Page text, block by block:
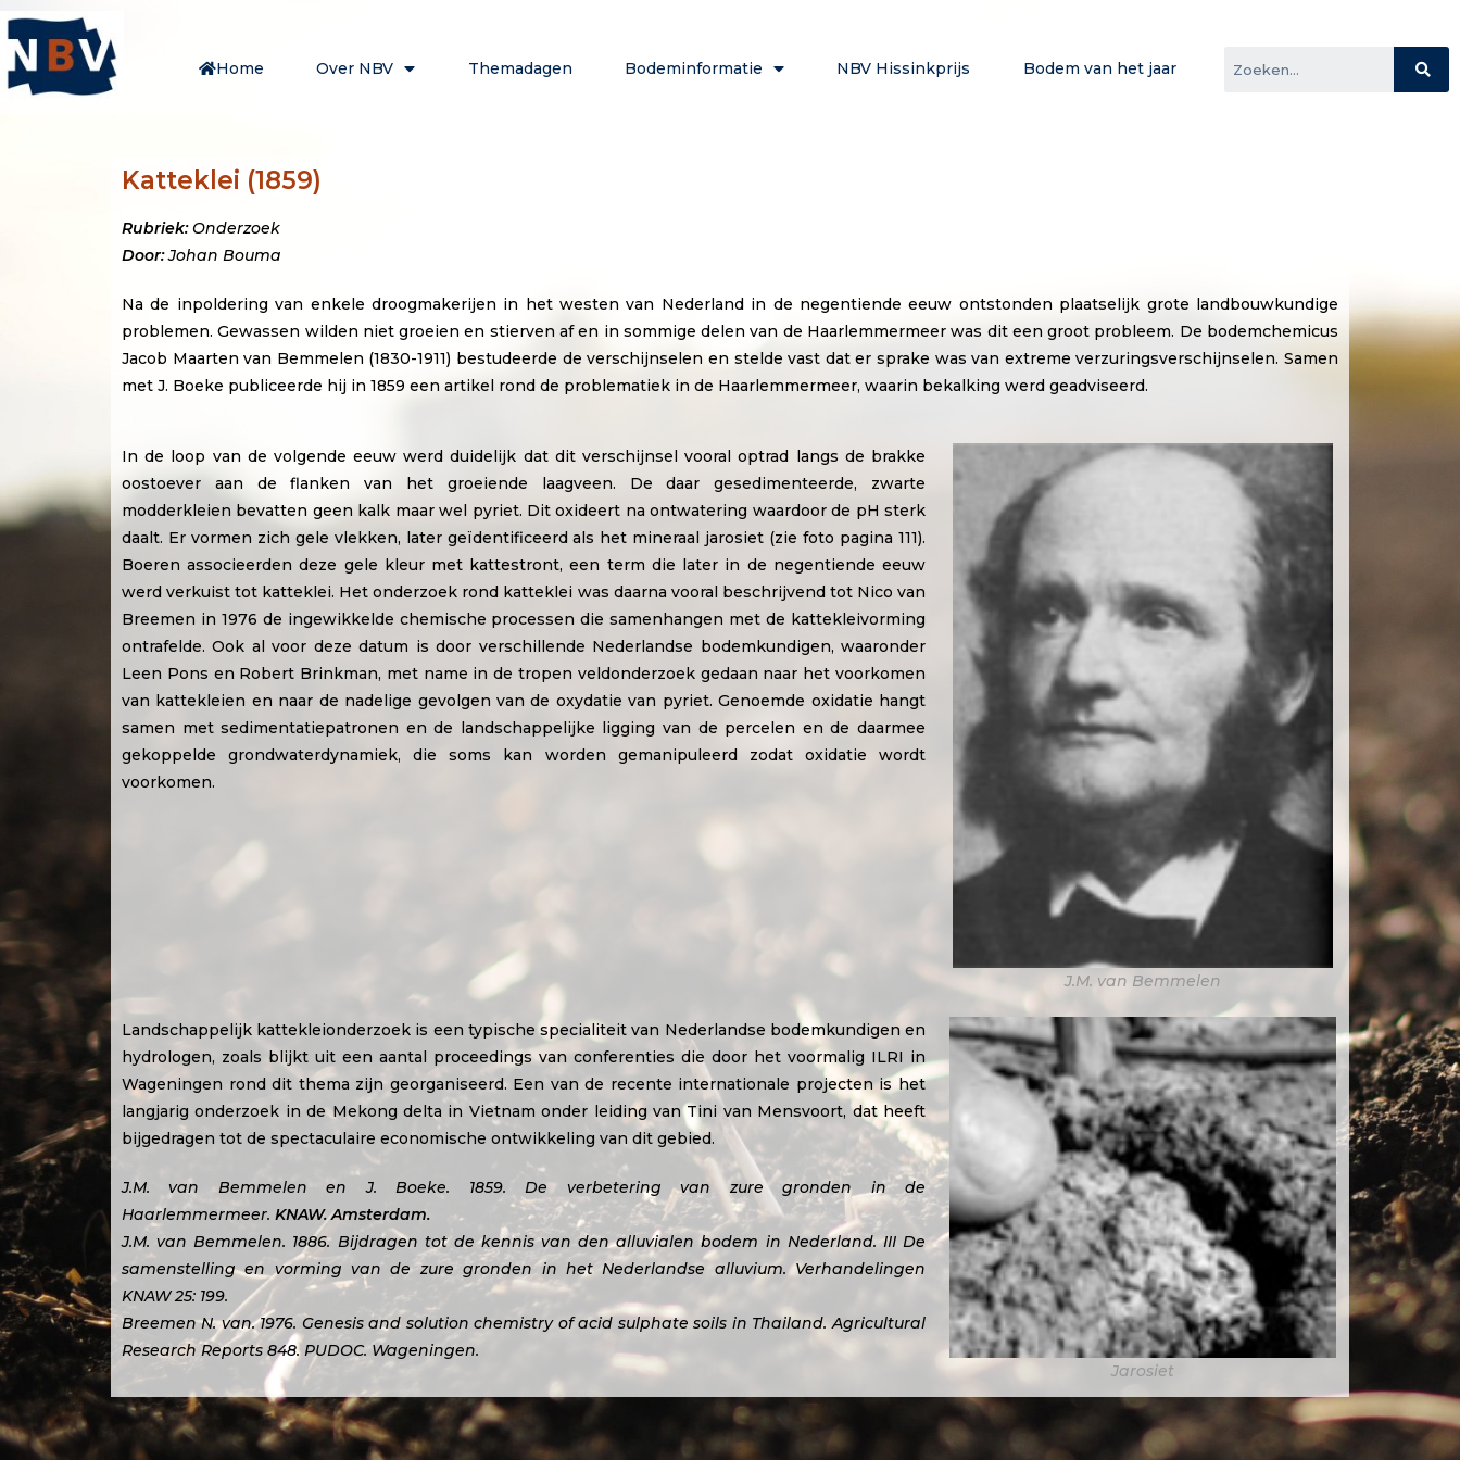
Home Over NBV Themadagen Bodeminformatie NBV Hissinkprijs Bodem van het jaar
Katteklei (1859)
Rubriek:Onderzoek
Door:Johan Bouma
Na de inpoldering van enkele droogmakerijen in het westen van Nederland in de negentiende eeuw ontstonden plaatselijk grote landbouwkundige
problemen. Gewassen wilden niet groeien en stierven af en in sommige delen van de Haarlemmermeer was dit een groot probleem. De bodemchemicus
Jacob Maarten van Bemmelen (1830-1911) bestudeerde de verschijnselen en stelde vast dat er sprake was van extremeverzuringsverschijnselen. Samen
met J. Boeke publiceerde hij in 1859 een artikel rond de problematiek in de Haarlemmermeer, waarin bekalking werd geadviseerd.
In de loop van de volgende eeuw werd duidelijk dat dit verschijnsel vooral optrad langs de brakke
oostoever aan de flanken van het groeiende laagveen. De daar gesedimenteerde, zwarte
modderkleien bevatten geen kalk maar wel pyriet. Dit oxideert na ontwatering waardoor de pH sterk
daalt. Er vormen zich gele vlekken, later geïdentificeerd als het mineraal jarosiet (zie foto pagina 111).
Boeren associeerden deze gele kleur met kattestront, een term die later in de negentiende eeuw
werd verkuist tot katteklei. Het onderzoek rond katteklei was daarna vooral beschrijvend tot Nico van
Breemen in 1976 de ingewikkelde chemische processen die samenhangen met de kattekleivorming
ontrafelde. Ook al voor deze datum is door verschillende Nederlandse bodemkundigen, waaronder
Leen Pons en Robert Brinkman, met name in de tropen veldonderzoek gedaan naar het voorkomen
van kattekleien en naar de nadelige gevolgen van de oxydatie van pyriet. Genoemde oxidatie hangt
samen met sedimentatiepatronen en de landschappelijke ligging van de percelen en de daarmee
gekoppelde grondwaterdynamiek, die soms kan worden gemanipuleerd zodat oxidatie wordt
voorkomen.
J.M. van Bemmelen
Landschappelijk kattekleionderzoek is een typische specialiteit van Nederlandse bodemkundigen en
hydrologen, zoals blijkt uit een aantal proceedings van conferenties die door het voormalig ILRI in
Wageningen rond dit thema zijn georganiseerd. Een van de recente internationale projecten is het
langjarig onderzoek in de Mekong delta in Vietnam onder leiding van Tini van Mensvoort, dat heeft
bijgedragen tot de spectaculaire economische ontwikkeling van dit gebied.
J.M. van Bemmelen en J. Boeke. 1859. De verbetering van zure gronden in de
Haarlemmermeer. KNAW. Amsterdam.
J.M. van Bemmelen. 1886. Bijdragen tot de kennis van den alluvialen bodem in Nederland. III De
samenstelling en vorming van de zure gronden in het Nederlandse alluvium. Verhandelingen
KNAW 25: 199.
Breemen N. van. 1976. Genesis and solution chemistry of acid sulphate soils in Thailand. Agricultural
Research Reports 848. PUDOC. Wageningen.
Jarosiet